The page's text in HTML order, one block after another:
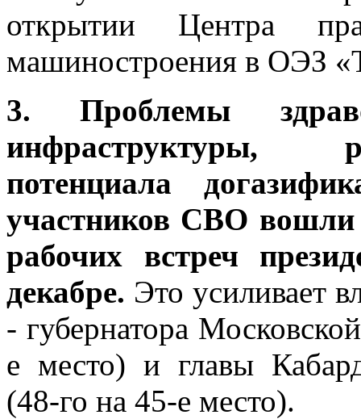
открытии Центра
машиностроения в ОЭЗ
3. Проблемы
инфраструктуры,
потенциала
участников СВО вошли
рабочих встреч
декабре. Это усиливает
- губернатора
е место) и главы
(48-го на 45-е место).